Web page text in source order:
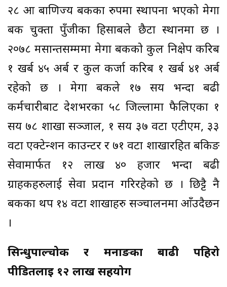
२८ औं बाणिज्य बैंकका रुपमा स्थापना भएको मेगा
बैंक चुक्ता पुँजीका हिसाबले छैटौं स्थानमा छ ।
२०७८ मसान्तसम्ममा मेगा बैंकको कुल निक्षेप करिब
१ खर्ब ४५ अर्ब र कुल कर्जा करिब १ खर्ब ४१ अर्ब
रहेको छ । मेगा बैंकले १७ सय भन्दा बढी
कर्मचारीबाट देशभरका ५८ जिल्लामा फैलिएका १
सय ७८ शाखा सञ्जाल, १ सय ३७ वटा एटीएम, ३३
वटा एक्टेन्शन काउन्टर र ७१ वटा शाखारहित बैंकिङ
सेवामार्फत १२ लाख ४० हजार भन्दा बढी
ग्राहकहरुलाई सेवा प्रदान गरिरहेको छ । छिट्टै नै
बैंकका थप १४ वटा शाखाहरु सञ्चालनमा आँउदैछन
।
सिन्धुपाल्चोक र मनाङका बाढी पहिरो
पीडितलाई १२ लाख सहयोग